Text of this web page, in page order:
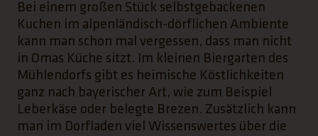
Bei einem großen Stück selbstgebackenen
Kuchen im alpenländisch-dörflichen Ambiente
kann man schon mal vergessen, dass man nicht
in Omas Küche sitzt. Im kleinen Biergarten des
Mühlendorfs gibt es heimische Köstlichkeiten
ganz nach bayerischer Art, wie zum Beispiel
Leberkäse oder belegte Brezen. Zusätzlich kann
man im Dorfladen viel Wissenswertes über die